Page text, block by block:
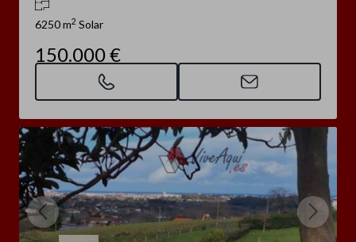
6250 m2 Solar
150.000 €